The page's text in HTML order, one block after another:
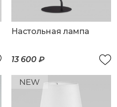
Настольная лампа
13 600 ₽